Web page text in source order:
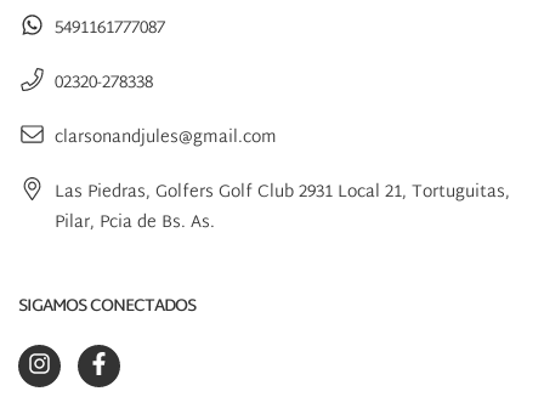
5491161777087
02320-278338
clarsonandjules@gmail.com
Las Piedras, Golfers Golf Club 2931 Local 21, Tortuguitas,
Pilar, Pcia de Bs. As.
SIGAMOS CONECTADOS